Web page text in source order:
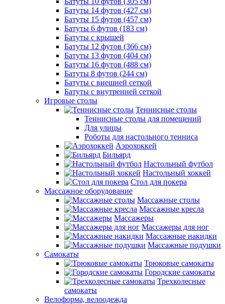
Батуты 14 футов (427 см)
Батуты 15 футов (457 см)
Батуты 6 футов (183 см)
Батуты с крышей
Батуты 12 футов (366 см)
Батуты 13 футов (404 см)
Батуты 16 футов (488 см)
Батуты 8 футов (244 см)
Батуты с внешней сеткой
Батуты с внутренней сеткой
Игровые столы
Теннисные столы
Теннисные столы для помещений
Для улицы
Роботы для настольного тенниса
Аэрохоккей
Бильярд
Настольный футбол
Настольный хоккей
Стол для покера
Массажное оборудование
Массажные столы
Массажные кресла
Массажеры
Массажеры для ног
Массажные накидки
Массажные подушки
Самокаты
Трюковые самокаты
Городские самокаты
Трехколесные
самокаты
Велоформа, велоодежда